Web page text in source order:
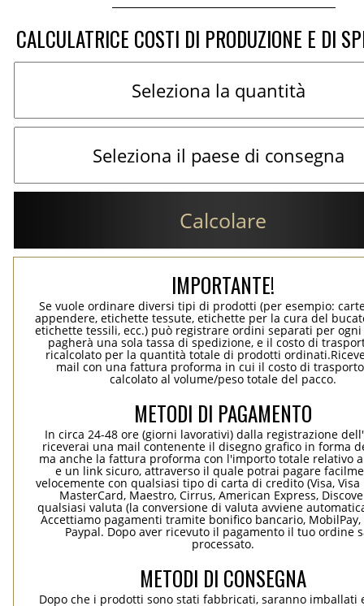
CALCULATRICE COSTI DI PRODUZIONE E DI
Calcolare
IMPORTANTE!
Se vuole ordinare diversi tipi di prodotti (per esempio:
appendere, etichette tessute, etichette per la cura del
etichette tessili, ecc.) può registrare ordini separati per
pagherà una sola tassa di spedizione, e il costo di
ricalcolato per la quantità totale di prodotti
mail con una fattura proforma in cui il costo di
calcolato al volume/peso totale del pacco.
METODI DI PAGAMENTO
In circa 24-48 ore (giorni lavorativi) dalla registrazione
riceverai una mail contenente il disegno grafico in forma
ma anche la fattura proforma con l'importo totale relativo
e un link sicuro, attraverso il quale potrai pagare
velocemente con qualsiasi tipo di carta di credito (Visa, Visa
MasterCard, Maestro, Cirrus, American Express,
qualsiasi valuta (la conversione di valuta avviene
Accettiamo pagamenti tramite bonifico bancario, MobilPay,
Paypal. Dopo aver ricevuto il pagamento il tuo ordine
processato.
METODI DI CONSEGNA
Dopo che i prodotti sono stati fabbricati, saranno imballati